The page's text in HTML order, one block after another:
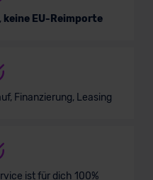
keine EU-Reimporte
Finanzierung, Leasing
ist für dich 100%